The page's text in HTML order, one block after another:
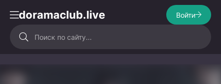
doramaclub.live Войти